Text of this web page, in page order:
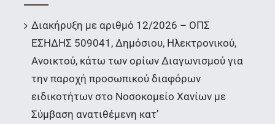
Διακήρυξη με αριθμό 12/2026 – ΟΠΣ
ΕΣΗΔΗΣ 509041, Δημόσιου, Ηλεκτρονικού,
Ανοικτού, κάτω των ορίων Διαγωνισμού για
την παροχή προσωπικού διαφόρων
ειδικοτήτων στο Νοσοκομείο Χανίων με
Σύμβαση ανατιθέμενη κατ’